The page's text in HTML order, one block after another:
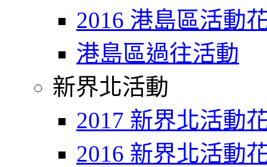
2016 港島區活動
港島區過往活動
新界北活動
2017 新界北活動
2016 新界北活動